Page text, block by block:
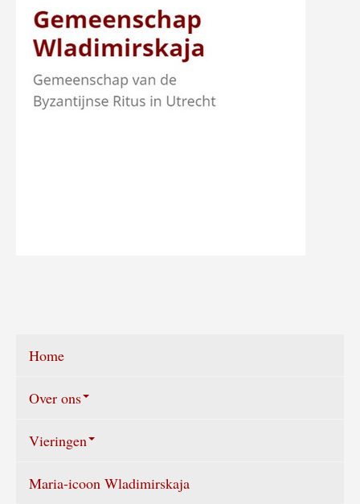
Home
Over ons
Wie zijn wij?
Vieringen
Vieringen agenda
Maria-icoon Wladimirskaja